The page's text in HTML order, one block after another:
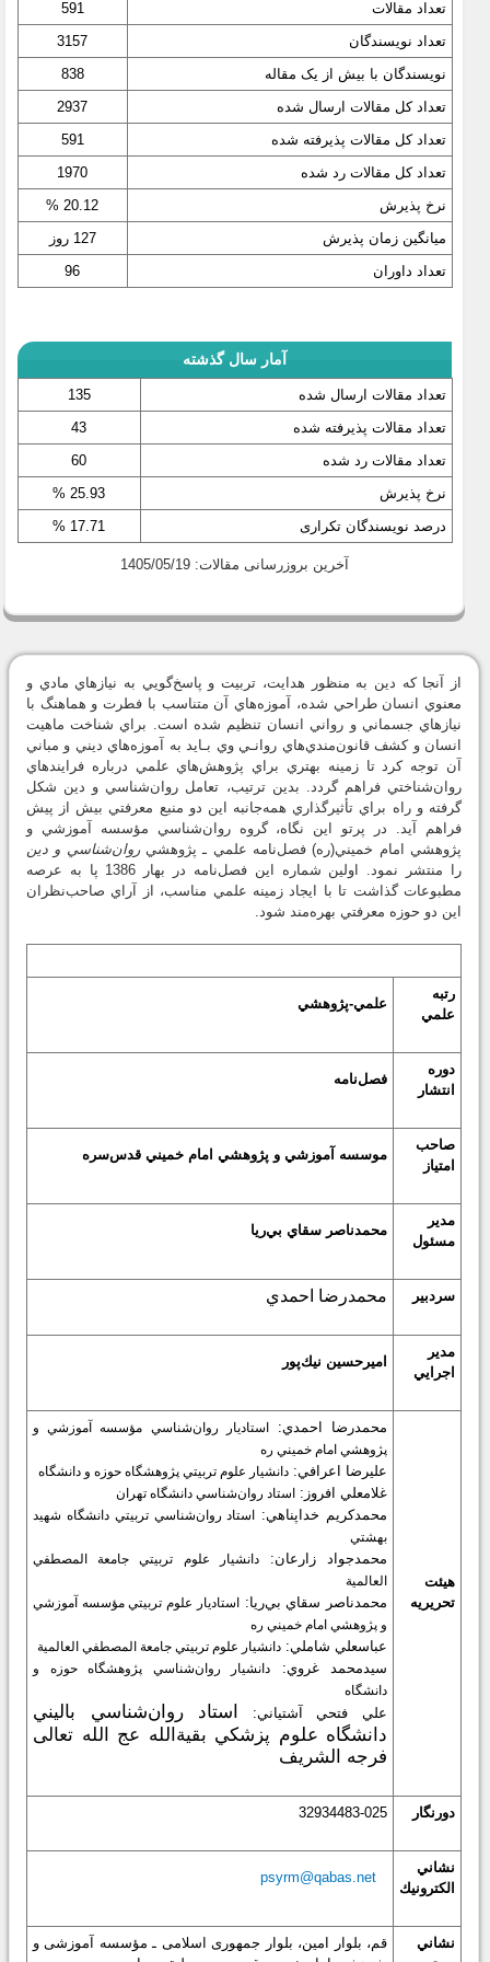
تعداد مقالات
591
تعداد نویسندگان
3157
نویسندگان با بیش از یک مقاله
838
تعداد کل مقالات ارسال شده
2937
تعداد کل مقالات پذیرفته شده
591
تعداد کل مقالات رد شده
1970
نرخ پذیرش
20.12 %
میانگین زمان پذیرش
127 روز
تعداد داوران
96
آمار سال گذشته
تعداد مقالات ارسال شده
135
تعداد مقالات پذیرفته شده
43
تعداد مقالات رد شده
60
نرخ پذیرش
25.93 %
درصد نویسندگان تکراری
17.71 %
آخرین بروزرسانی مقالات: 1405/05/19
از آنجا كه دين به منظور هدايت، تربيت و پاسخ‌گويي به نيازهاي مادي و
معنوي انسان طراحي شده، آموزه‌هاي آن متناسب با فطرت و هماهنگ با
نيازهاي جسماني و رواني انسان تنظيم شده است. براي شناخت ماهيت
انسان و كشف قانون‌مندي‌هاي روانـي وي بـايد به آموزه‌هاي ديني و مباني
آن توجه كرد تا زمينه بهتري براي پژوهش‌هاي علمي درباره فرايندهاي
روان‌شناختي فراهم گردد. بدين ترتيب، تعامل روان‌شناسي و دين شكل
گرفته و راه براي تأثيرگذاري همه‌جانبه اين دو منبع معرفتي بيش از پيش
فراهم آيد. در پرتو اين نگاه، گروه روان‌شناسي مؤسسه آموزشي و
‌پژوهشي امام خميني(ره) فصل‌نامه علمي ـ پژوهشيروان‌شناسي و دين
را منتشر نمود. اولين شماره اين فصل‌نامه در بهار 1386 پا به عرصه
مطبوعات گذاشت تا با ايجاد زمينه علمي مناسب، از آراي صاحب‌نظران
اين دو حوزه معرفتي بهره‌مند شود.
رتبه
علمي
علمي-پژوهشي
دوره
انتشار
فصل‌نامه
صاحب
امتياز
موسسه آموزشي و پژوهشي امام خميني قدس‌سره
مدير
مسئول
محمدناصر سقاي بي‌ريا
سردبير محمدرضا احمدي
مدير
اجرايي
اميرحسين نيك‌پور
هيئت
تحريريه
محمدرضا احمدي:استاديار روان‌شناسي مؤسسه آموزشي و
پژوهشي امام خميني ره
عليرضا اعرافي: دانشيار علوم تربيتي پژوهشگاه حوزه و دانشگاه
غلامعلي افروز: استاد روان‌شناسي دانشگاه تهران
محمدكريم خداپناهي: استاد روان‌شناسي تربيتي دانشگاه شهيد
بهشتي
محمدجواد زارعان:دانشيار علوم تربيتي جامعة المصطفي
العالمية
محمدناصر سقاي بي‌ريا:استاديار علوم تربيتي مؤسسه آموزشي
و پژوهشي امام خميني ره‌
عباسعلي شاملي: دانشيار علوم تربيتي جامعة المصطفي العالمية
سيدمحمد غروي: دانشيار روان‌شناسي پژوهشگاهحوزه و
دانشگاه
علي فتحي آشتياني:
استاد روان‌شناسي باليني
دانشگاه علوم پزشكي بقيةالله عج الله تعالی
فرجه الشریف
دورنگار 32934483-025
نشاني
الكترونيك
psyrm@qabas.net
نشاني
قم، بلوار امين، بلوار جمهورى اسلامى ـ مؤسسه آموزشى و